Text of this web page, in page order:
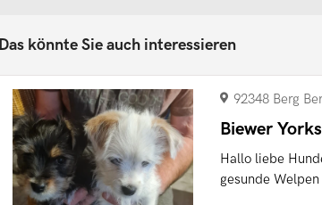
Das könnte Sie auch interessieren
92348 Berg
Biewer
Hallo liebe
gesunde